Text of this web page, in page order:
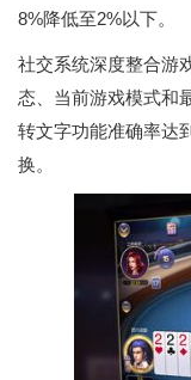
8%降低至2%以下。
社交系统深度整合游
态、当前游戏模式和
转文字功能准确率达
换。